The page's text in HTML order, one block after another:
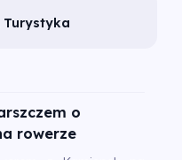
Turystyka
o
rowerze